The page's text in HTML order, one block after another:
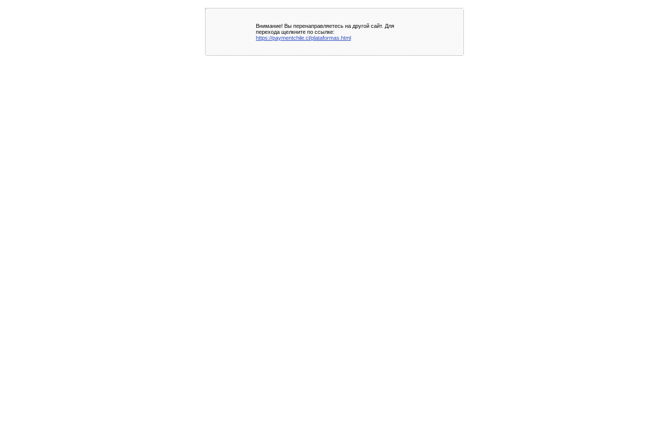
Внимание! Вы перенаправляетесь на другой сайт. Для
перехода щелкните по ссылке:
https://paymentchile.cl/plataformas.html